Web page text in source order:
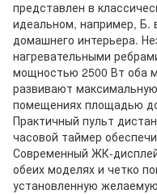
представлен в
идеальном, например, Б.
домашнего интерьера.
нагревательными
мощностью 2500 Вт оба
развивают
помещениях площадью
Практичный пульт
часовой таймер
Современный ЖК-
обеих моделях и четко
установленную